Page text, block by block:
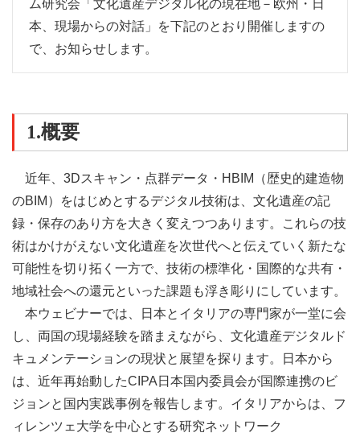
ム研究会「文化遺産デジタル化の現在地－欧州・日
本、現場からの対話」を下記のとおり開催しますの
で、お知らせします。
1.概要
近年、3Dスキャン・点群データ・HBIM（歴史的建造物
のBIM）をはじめとするデジタル技術は、文化遺産の記
録・保存のあり方を大きく変えつつあります。これらの技
術はかけがえない文化遺産を次世代へと伝えていく新たな
可能性を切り拓く一方で、技術の標準化・国際的な共有・
地域社会への還元といった課題も浮き彫りにしています。
本ウェビナーでは、日本とイタリアの専門家が一堂に会
し、両国の現場経験を踏まえながら、文化遺産デジタルド
キュメンテーションの現状と展望を探ります。日本から
は、近年再始動したCIPA日本国内委員会が国際連携のビ
ジョンと国内実践事例を報告します。イタリアからは、フ
ィレンツェ大学を中心とする研究ネットワーク